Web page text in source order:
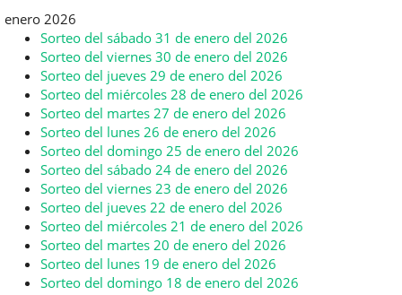
enero 2026
Sorteo del sábado 31 de enero del 2026
Sorteo del viernes 30 de enero del 2026
Sorteo del jueves 29 de enero del 2026
Sorteo del miércoles 28 de enero del 2026
Sorteo del martes 27 de enero del 2026
Sorteo del lunes 26 de enero del 2026
Sorteo del domingo 25 de enero del 2026
Sorteo del sábado 24 de enero del 2026
Sorteo del viernes 23 de enero del 2026
Sorteo del jueves 22 de enero del 2026
Sorteo del miércoles 21 de enero del 2026
Sorteo del martes 20 de enero del 2026
Sorteo del lunes 19 de enero del 2026
Sorteo del domingo 18 de enero del 2026